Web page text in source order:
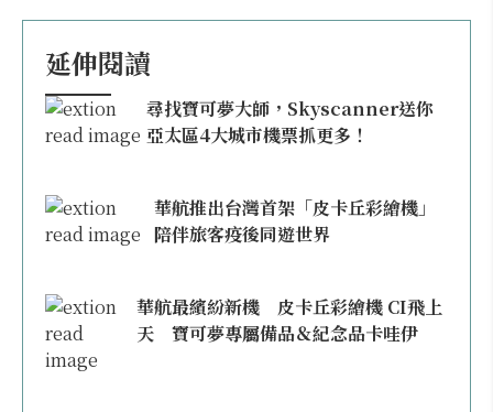
延伸閱讀
尋找寶可夢大師，Skyscanner送你
亞太區4大城市機票抓更多！
華航推出台灣首架「皮卡丘彩繪機」
陪伴旅客疫後同遊世界
華航最繽紛新機 皮卡丘彩繪機 CI飛上
天 寶可夢專屬備品＆紀念品卡哇伊